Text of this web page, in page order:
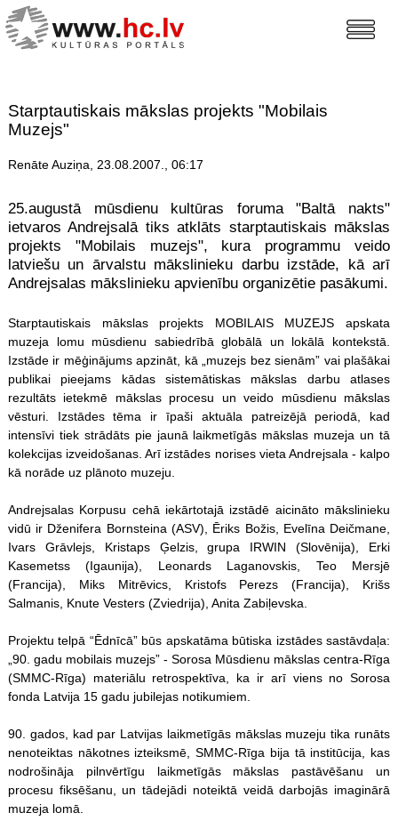
Starptautiskais mākslas projekts "Mobilais
Muzejs"
Renāte Auziņa, 23.08.2007., 06:17
25.augustā mūsdienu kultūras foruma "Baltā nakts"
ietvaros Andrejsalā tiks atklāts starptautiskais mākslas
projekts "Mobilais muzejs", kura programmu veido
latviešu un ārvalstu mākslinieku darbu izstāde, kā arī
Andrejsalas mākslinieku apvienību organizētie pasākumi.
Starptautiskais mākslas projekts MOBILAIS MUZEJS apskata
muzeja lomu mūsdienu sabiedrībā globālā un lokālā kontekstā.
Izstāde ir mēģinājums apzināt, kā „muzejs bez sienām” vai plašākai
publikai pieejams kādas sistemātiskas mākslas darbu atlases
rezultāts ietekmē mākslas procesu un veido mūsdienu mākslas
vēsturi. Izstādes tēma ir īpaši aktuāla patreizējā periodā, kad
intensīvi tiek strādāts pie jaunā laikmetīgās mākslas muzeja un tā
kolekcijas izveidošanas. Arī izstādes norises vieta Andrejsala - kalpo
kā norāde uz plānoto muzeju.
Andrejsalas Korpusu cehā iekārtotajā izstādē aicināto mākslinieku
vidū ir Dženifera Bornsteina (ASV), Ēriks Božis, Evelīna Deičmane,
Ivars Grāvlejs, Kristaps Ģelzis, grupa IRWIN (Slovēnija), Erki
Kasemetss (Igaunija), Leonards Laganovskis, Teo Mersjē
(Francija), Miks Mitrēvics, Kristofs Perezs (Francija), Krišs
Salmanis, Knute Vesters (Zviedrija), Anita Zabiļevska.
Projektu telpā “Ēdnīcā” būs apskatāma būtiska izstādes sastāvdaļa:
„90. gadu mobilais muzejs” - Sorosa Mūsdienu mākslas centra-Rīga
(SMMC-Rīga) materiālu retrospektīva, ka ir arī viens no Sorosa
fonda Latvija 15 gadu jubilejas notikumiem.
90. gados, kad par Latvijas laikmetīgās mākslas muzeju tika runāts
nenoteiktas nākotnes izteiksmē, SMMC-Rīga bija tā institūcija, kas
nodrošināja pilnvērtīgu laikmetīgās mākslas pastāvēšanu un
procesu fiksēšanu, un tādejādi noteiktā veidā darbojās imaginārā
muzeja lomā.